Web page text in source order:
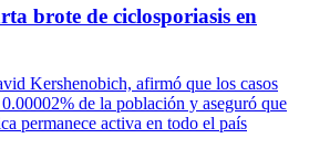
brote de ciclosporiasis en
Kershenobich, afirmó que los casos
de la población y aseguró que
permanece activa en todo el país